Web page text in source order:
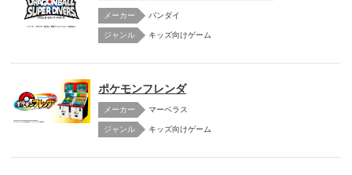
メーカー バンダイ
キッズ向けゲーム
ポケモンフレンダ
メーカー マーベラス
キッズ向けゲーム